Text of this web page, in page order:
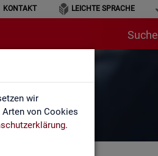
wir
von Cookies
.
KONTAKT LEICHTE SPRACHE
Suche